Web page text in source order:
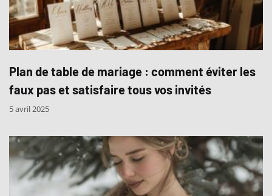
Plan de table de mariage : comment éviter les
faux pas et satisfaire tous vos invités
5 avril 2025